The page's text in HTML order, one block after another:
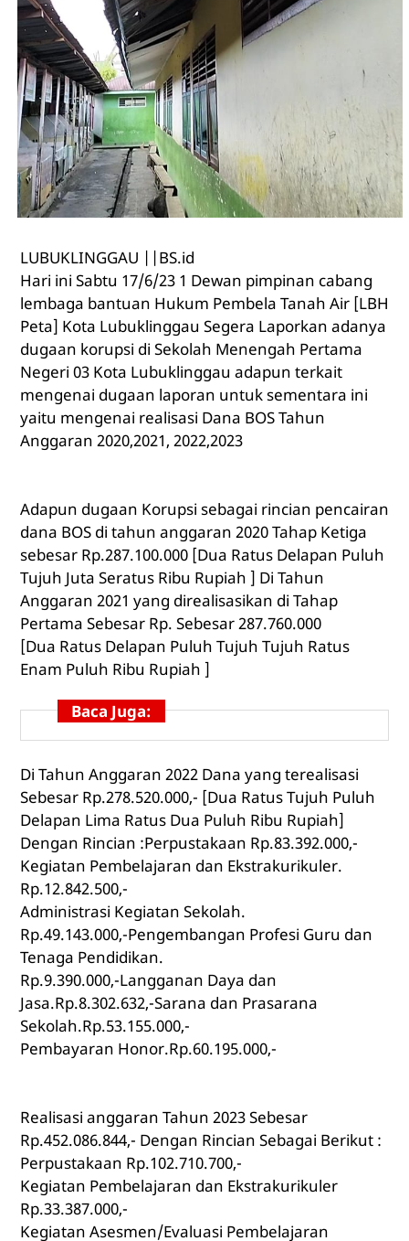
LUBUKLINGGAU ||BS.id
Hari ini Sabtu 17/6/23 1 Dewan pimpinan cabang
lembaga bantuan Hukum Pembela Tanah Air [LBH
Peta] Kota Lubuklinggau Segera Laporkan adanya
dugaan korupsi di Sekolah Menengah Pertama
Negeri 03 Kota Lubuklinggau adapun terkait
mengenai dugaan laporan untuk sementara ini
yaitu mengenai realisasi Dana BOS Tahun
Anggaran 2020,2021, 2022,2023
Adapun dugaan Korupsi sebagai rincian pencairan
dana BOS di tahun anggaran 2020 Tahap Ketiga
sebesar Rp.287.100.000 [Dua Ratus Delapan Puluh
Tujuh Juta Seratus Ribu Rupiah ] Di Tahun
Anggaran 2021 yang direalisasikan di Tahap
Pertama Sebesar Rp. Sebesar 287.760.000
[Dua Ratus Delapan Puluh Tujuh Tujuh Ratus
Enam Puluh Ribu Rupiah ]
Baca Juga:
Di Tahun Anggaran 2022 Dana yang terealisasi
Sebesar Rp.278.520.000,- [Dua Ratus Tujuh Puluh
Delapan Lima Ratus Dua Puluh Ribu Rupiah]
Dengan Rincian :Perpustakaan Rp.83.392.000,-
Kegiatan Pembelajaran dan Ekstrakurikuler.
Rp.12.842.500,-
Administrasi Kegiatan Sekolah.
Rp.49.143.000,-Pengembangan Profesi Guru dan
Tenaga Pendidikan.
Rp.9.390.000,-Langganan Daya dan
Jasa.Rp.8.302.632,-Sarana dan Prasarana
Sekolah.Rp.53.155.000,-
Pembayaran Honor.Rp.60.195.000,-
Realisasi anggaran Tahun 2023 Sebesar
Rp.452.086.844,- Dengan Rincian Sebagai Berikut :
Perpustakaan Rp.102.710.700,-
Kegiatan Pembelajaran dan Ekstrakurikuler
Rp.33.387.000,-
Kegiatan Asesmen/Evaluasi Pembelajaran